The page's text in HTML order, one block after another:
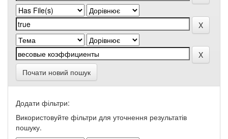
Почати новий пошук
Додати фільтри:
Використовуйте фільтри для уточнення результатів
пошуку.